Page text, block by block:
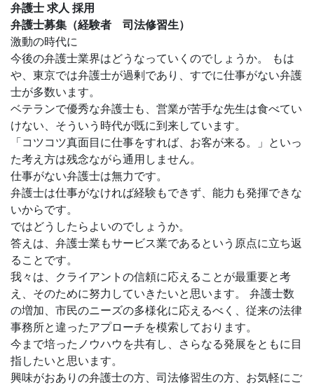
弁護士 求人 採用
弁護士募集（経験者 司法修習生）
激動の時代に
今後の弁護士業界はどうなっていくのでしょうか。 もは
や、東京では弁護士が過剰であり、すでに仕事がない弁護
士が多数います。
ベテランで優秀な弁護士も、営業が苦手な先生は食べてい
けない、そういう時代が既に到来しています。
「コツコツ真面目に仕事をすれば、お客が来る。」といっ
た考え方は残念ながら通用しません。
仕事がない弁護士は無力です。
弁護士は仕事がなければ経験もできず、能力も発揮できな
いからです。
ではどうしたらよいのでしょうか。
答えは、弁護士業もサービス業であるという原点に立ち返
ることです。
我々は、クライアントの信頼に応えることが最重要と考
え、そのために努力していきたいと思います。 弁護士数
の増加、市民のニーズの多様化に応えるべく、従来の法律
事務所と違ったアプローチを模索しております。
今まで培ったノウハウを共有し、さらなる発展をともに目
指したいと思います。
興味がおありの弁護士の方、司法修習生の方、お気軽にご